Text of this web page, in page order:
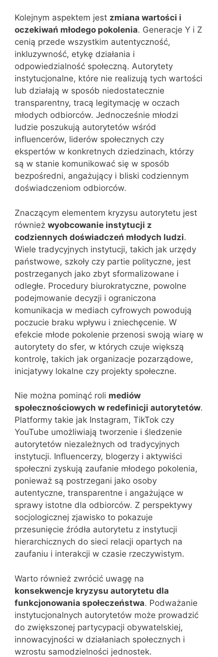
Kolejnym aspektem jest zmiana wartości i
oczekiwań młodego pokolenia. Generacje Y i Z
cenią przede wszystkim autentyczność,
inkluzywność, etykę działania i
odpowiedzialność społeczną. Autorytety
instytucjonalne, które nie realizują tych wartości
lub działają w sposób niedostatecznie
transparentny, tracą legitymację w oczach
młodych odbiorców. Jednocześnie młodzi
ludzie poszukują autorytetów wśród
influencerów, liderów społecznych czy
ekspertów w konkretnych dziedzinach, którzy
są w stanie komunikować się w sposób
bezpośredni, angażujący i bliski codziennym
doświadczeniom odbiorców.
Znaczącym elementem kryzysu autorytetu jest
również wyobcowanie instytucji z
codziennych doświadczeń młodych ludzi.
Wiele tradycyjnych instytucji, takich jak urzędy
państwowe, szkoły czy partie polityczne, jest
postrzeganych jako zbyt sformalizowane i
odległe. Procedury biurokratyczne, powolne
podejmowanie decyzji i ograniczona
komunikacja w mediach cyfrowych powodują
poczucie braku wpływu i zniechęcenie. W
efekcie młode pokolenie przenosi swoją wiarę w
autorytety do sfer, w których czuje większą
kontrolę, takich jak organizacje pozarządowe,
inicjatywy lokalne czy projekty społeczne.
Nie można pominąć roli mediów
społecznościowych w redefinicji autorytetów.
Platformy takie jak Instagram, TikTok czy
YouTube umożliwiają tworzenie i śledzenie
autorytetów niezależnych od tradycyjnych
instytucji. Influencerzy, blogerzy i aktywiści
społeczni zyskują zaufanie młodego pokolenia,
ponieważ są postrzegani jako osoby
autentyczne, transparentne i angażujące w
sprawy istotne dla odbiorców. Z perspektywy
socjologicznej zjawisko to pokazuje
przesunięcie źródła autorytetu z instytucji
hierarchicznych do sieci relacji opartych na
zaufaniu i interakcji w czasie rzeczywistym.
Warto również zwrócić uwagę na
konsekwencje kryzysu autorytetu dla
funkcjonowania społeczeństwa. Podważanie
instytucjonalnych autorytetów może prowadzić
do zwiększonej partycypacji obywatelskiej,
innowacyjności w działaniach społecznych i
wzrostu samodzielności jednostek.